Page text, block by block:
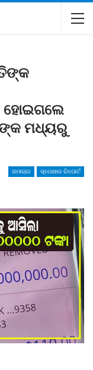
ହୋଇଗଲେ
ମଧ୍ୟରୁ
ସମାଚାର ସ୍ପେଶାଲ ରିପୋର୍ଟ